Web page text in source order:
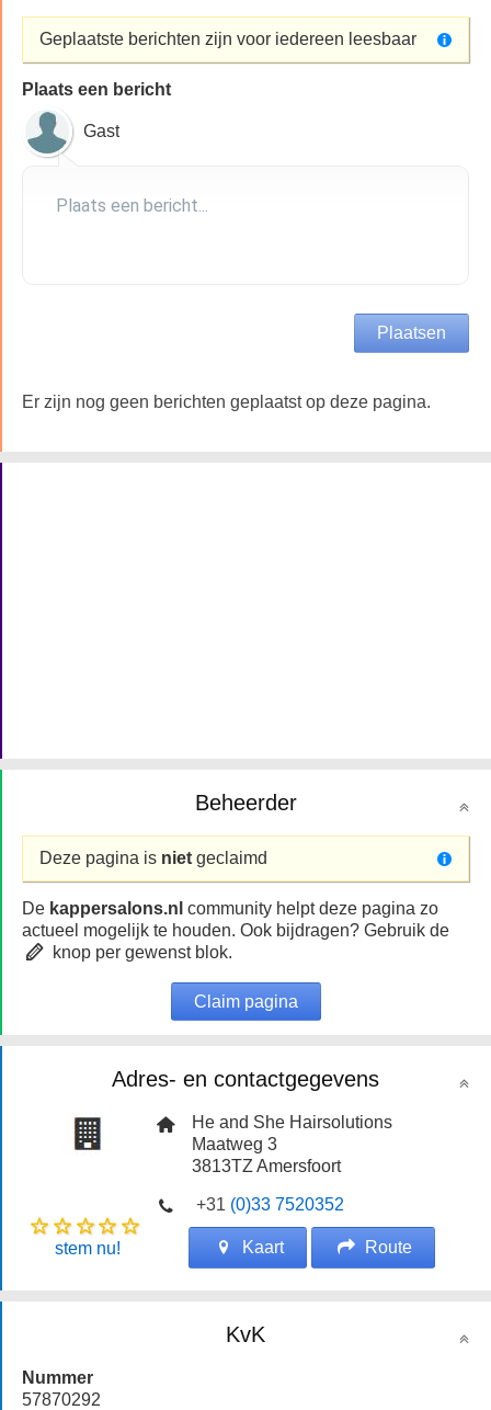
Geplaatste berichten zijn voor iedereen leesbaar
Plaats een bericht
Gast
Er zijn nog geen berichten geplaatst op deze pagina.
Beheerder
Deze pagina is niet geclaimd
De kappersalons.nl community helpt deze pagina zo
actueel mogelijk te houden. Ook bijdragen? Gebruik de
knop per gewenst blok.
Claim pagina
Adres- en contactgegevens
He and She Hairsolutions
Maatweg 3
3813TZAmersfoort
+31 (0)33 7520352
stem nu! Kaart Route
KvK
Nummer
57870292